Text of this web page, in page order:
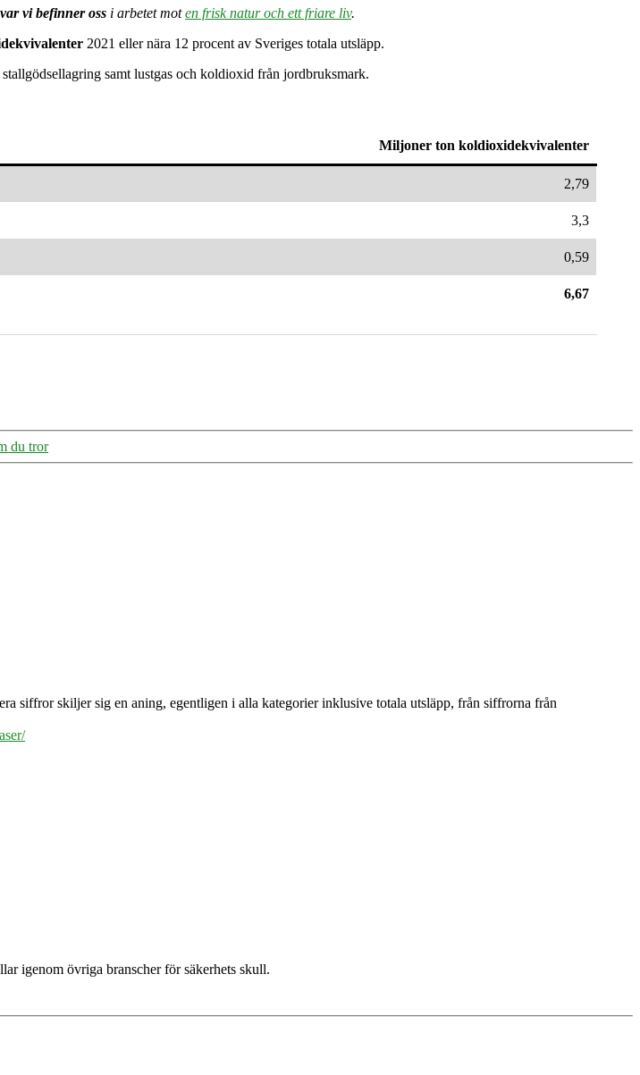
var vi befinner oss i arbetet moten frisk natur och ett friare liv.
2021 eller nära 12 procent av Sveriges totala utsläpp.
samt lustgas och koldioxid från jordbruksmark.
Miljoner ton koldioxidekvivalenter
2,79
3,3
0,59
6,67
du tror
siffror skiljer sig en aning, egentligen i alla kategorier inklusive totala utsläpp, från siffrorna från
igenom övriga branscher för säkerhets skull.